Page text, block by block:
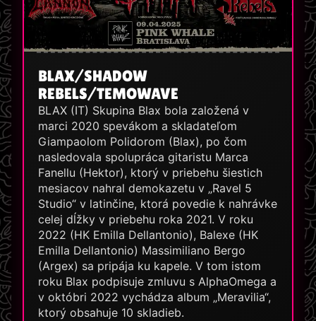
BLAX/SHADOW
REBELS/TEMOWAVE
BLAX (IT) Skupina Blax bola založená v
marci 2020 spevákom a skladateľom
Giampaolom Polidorom (Blax), po čom
nasledovala spolupráca gitaristu Marca
Fanellu (Hektor), ktorý v priebehu šiestich
mesiacov nahral demokazetu v „Ravel 5
Studio“ v latinčine, ktorá povedie k nahrávke
celej dĺžky v priebehu roka 2021. V roku
2022 (HK Emilla Dellantonio), Balexe (HK
Emilla Dellantonio) Massimiliano Bergo
(Argex) sa pripája ku kapele. V tom istom
roku Blax podpisuje zmluvu s AlphaOmega a
v októbri 2022 vychádza album „Meravilia“,
ktorý obsahuje 10 skladieb.